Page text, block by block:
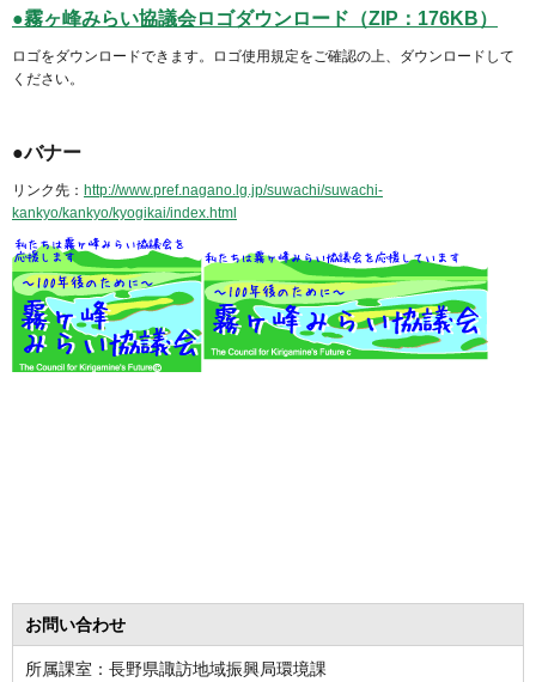
●霧ヶ峰みらい協議会ロゴダウンロード（ZIP：176KB）
ロゴをダウンロードできます。ロゴ使用規定をご確認の上、ダウンロードして
ください。
●バナー
リンク先： http://www.pref.nagano.lg.jp/suwachi/suwachi-
kankyo/kankyo/kyogikai/index.html
お問い合わせ
所属課室：長野県諏訪地域振興局環境課